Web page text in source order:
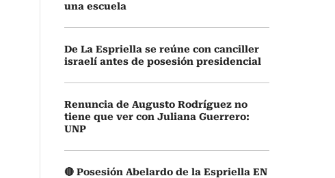
una escuela
De La Espriella se reúne con canciller
israelí antes de posesión presidencial
Renuncia de Augusto Rodríguez no
tiene que ver con Juliana Guerrero:
UNP
🔴 Posesión Abelardo de la Espriella EN